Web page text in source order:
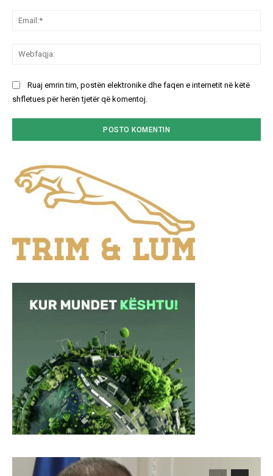
Ruaj emrin tim, postën elektronike dhe faqen e internetit në këtë
shfletues për herën tjetër që komentoj.